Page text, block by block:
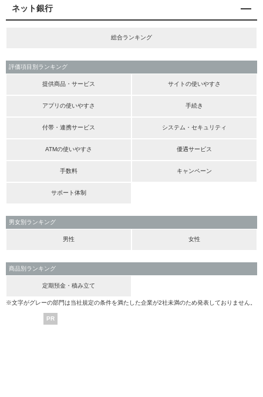
ネット銀行
総合ランキング
評価項目別ランキング
提供商品・サービス サイトの使いやすさ
アプリの使いやすさ 手続き
付帯・連携サービス システム・セキュリティ
ATMの使いやすさ 優遇サービス
手数料 キャンペーン
サポート体制
男女別ランキング
男性 女性
商品別ランキング
定期預金・積み立て
※文字がグレーの部門は当社規定の条件を満たした企業が2社未満のため発表しておりません。
PR